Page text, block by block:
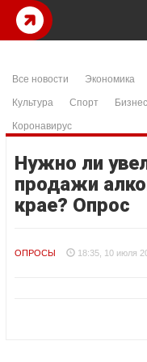
Все новости Экономика
Культура
Спорт Бизнес
Коронавирус
Нужно ли
продажи
крае? Опрос
ОПРОСЫ 18:35, 10 июля